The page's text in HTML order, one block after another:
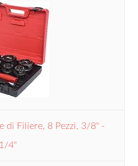
di Filiere, 8 Pezzi, 3/8" -
4"